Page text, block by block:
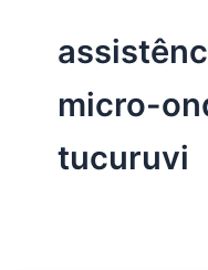
micro-
tucuruvi